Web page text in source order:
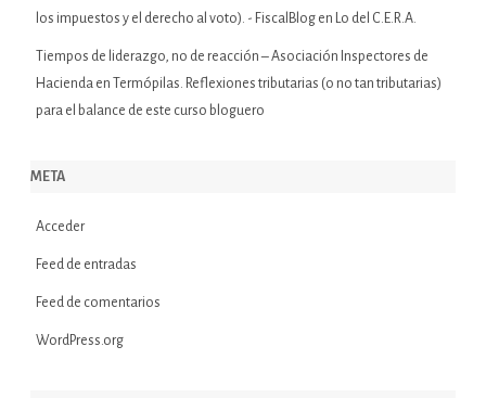
los impuestos y el derecho al voto). - FiscalBlog en Lo del C.E.R.A.
Tiempos de liderazgo, no de reacción – Asociación Inspectores de
Hacienda en
Termópilas. Reflexiones tributarias (o no tan tributarias)
para el balance de este curso bloguero
META
Acceder
Feed de entradas
Feed de comentarios
WordPress.org